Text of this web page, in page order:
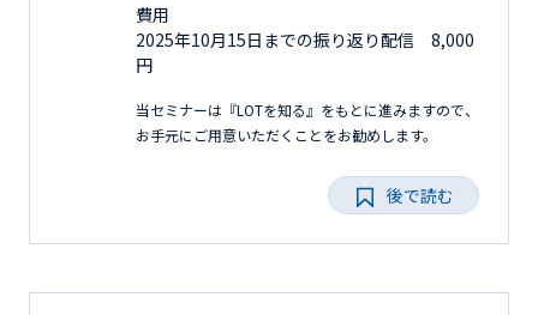
費用
2025年10月15日までの振り返り配信 8,000
円
当セミナーは『LOTを知る』をもとに進みますので、
お手元にご用意いただくことをお勧めします。
後で読む